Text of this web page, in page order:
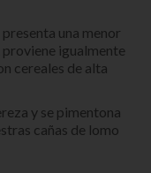
una menor
igualmente
cereales de alta
y se pimentona
cañas de lomo